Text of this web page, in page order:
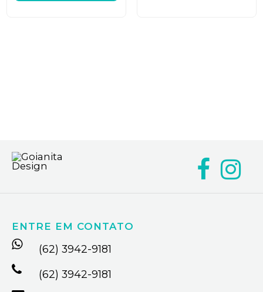
ENTRE EM CONTATO
(62) 3942-9181
(62) 3942-9181